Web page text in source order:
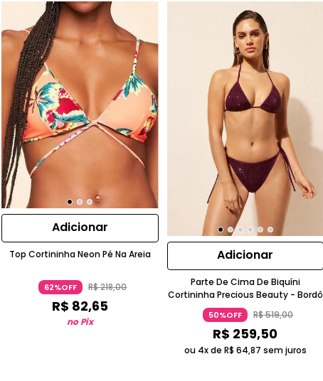
Adicionar
Top Cortininha Neon Pé Na Areia
62%OFF R$218,00
R$ 82,65
no Pix
Adicionar
Parte De Cima De Biquíni
Cortininha Precious Beauty - Bordô
50%OFF R$519,00
R$ 259,50
ou 4x de R$ 64,87 sem juros